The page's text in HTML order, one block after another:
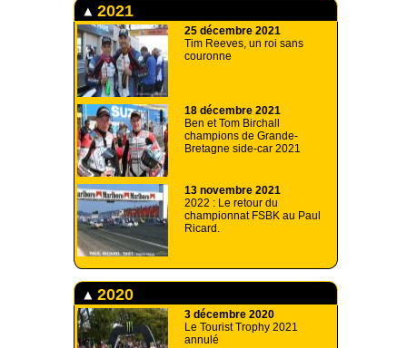
2021
25 décembre 2021
Tim Reeves, un roi sans
couronne
18 décembre 2021
Ben et Tom Birchall
champions de Grande-
Bretagne side-car 2021
13 novembre 2021
2022 : Le retour du
championnat FSBK au Paul
Ricard.
2020
3 décembre 2020
Le Tourist Trophy 2021
annulé